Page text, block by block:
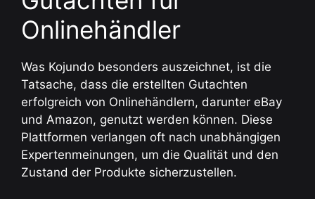
Onlinehändler
Was Kojundo besonders auszeichnet, ist die
Tatsache, dass die erstellten Gutachten
erfolgreich von Onlinehändlern, darunter eBay
und Amazon, genutzt werden können. Diese
Plattformen verlangen oft nach unabhängigen
Expertenmeinungen, um die Qualität und den
Zustand der Produkte sicherzustellen.